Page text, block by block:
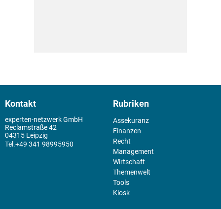
Kontakt
experten-netzwerk GmbH
Reclamstraße 42
04315 Leipzig
+49 341 98995950
Rubriken
Assekuranz
Finanzen
Recht
Management
Wirtschaft
Themenwelt
Tools
Kiosk